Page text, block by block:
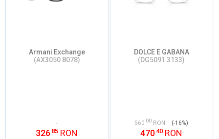
Armani Exchange
(AX3050 8078)
326 85 RON
DOLCE E GABANA
(DG5091 3133)
560 00 RON (-16%)
470 40 RON